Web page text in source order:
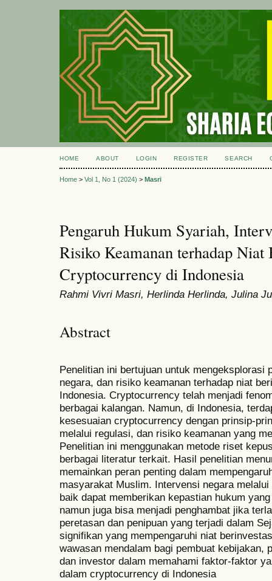
HOME ABOUT LOGIN REGISTER SEARCH
Home > Vol 1, No 1 (2024) > Masri
Pengaruh Hukum Syariah,
Risiko Keamanan terhadap Niat
Cryptocurrency di Indonesia
Rahmi Vivri Masri, Herlinda Herlinda, Julina
Abstract
Penelitian ini bertujuan untuk mengeksplorasi
negara, dan risiko keamanan terhadap niat
Indonesia. Cryptocurrency telah menjadi
berbagai kalangan. Namun, di Indonesia,
kesesuaian cryptocurrency dengan prinsip-
melalui regulasi, dan risiko keamanan yang
Penelitian ini menggunakan metode riset
berbagai literatur terkait. Hasil penelitian
memainkan peran penting dalam
masyarakat Muslim. Intervensi negara
baik dapat memberikan kepastian hukum
namun juga bisa menjadi penghambat jika
peretasan dan penipuan yang terjadi dalam
signifikan yang mempengaruhi niat
wawasan mendalam bagi pembuat kebijakan,
dan investor dalam memahami faktor-faktor
dalam cryptocurrency di Indonesia